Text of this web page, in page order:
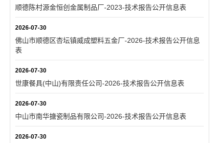
顺德陈村源金恒创金属制品厂-2023-技术报告公开信息表
2026-07-30
佛山市顺德区杏坛镇威成塑料五金厂-2026-技术报告公开信息
表
2026-07-30
世康餐具(中山)有限责任公司-2026-技术报告公开信息表
2026-07-30
中山市南华搪瓷制品有限公司-2026-技术报告公开信息表
2026-07-30